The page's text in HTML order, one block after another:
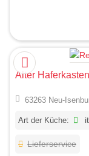
Alter Haferkasten
63263 Neu-
Art der Küche:
Lieferservice